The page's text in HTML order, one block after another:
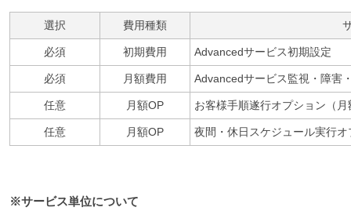
選択 費用種類
必須 初期費用 Advancedサービス初期設定
必須 月額費用 Advancedサービス監視・障害
任意 月額OP お客様手順遂行オプション（月
任意 月額OP 夜間・休日スケジュール実行
※サービス単位について